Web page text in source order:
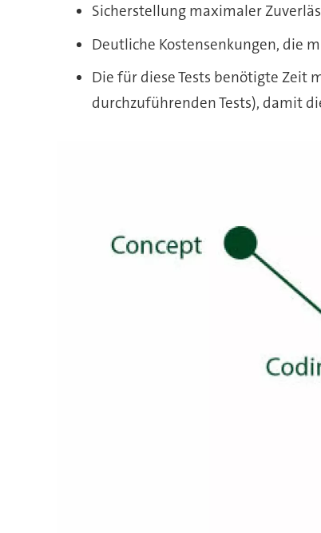
Sicherstellung maximaler
Deutliche Kostensenkungen, die
Die für diese Tests benötigte Zeit
durchzuführenden Tests), damit